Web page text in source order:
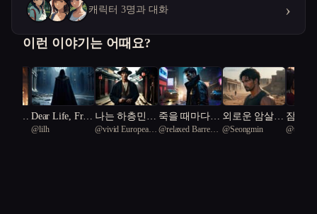
캐릭터 3명과 대화 ›
이런 이야기는 어때요?
림자 Dear Life, Fro
m Death
@lilh
나는 하층민인
데 권력의 심
@vivid European
죽을 때마다
내가 사라진다
@relaxed Barred
외로운 암살자
역사의 암호를
@Seongmin
잠들
기사
@